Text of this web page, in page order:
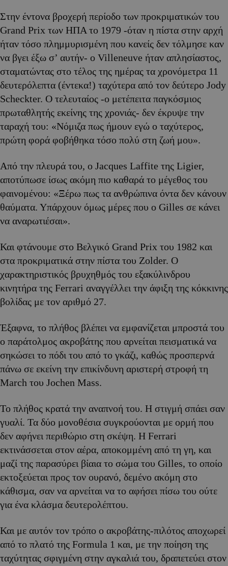
Στην έντονα βροχερή περίοδο των προκριματικών του
Grand Prix των ΗΠΑ το 1979 -όταν η πίστα στην αρχή
ήταν τόσο πλημμυρισμένη που κανείς δεν τόλμησε καν
να βγει έξω σ’ αυτήν- ο Villeneuve ήταν απλησίαστος,
σταματώντας στο τέλος της ημέρας τα χρονόμετρα 11
δευτερόλεπτα (έντεκα!) ταχύτερα από τον δεύτερο Jody
Scheckter. Ο τελευταίος -ο μετέπειτα παγκόσμιος
πρωταθλητής εκείνης της χρονιάς- δεν έκρυψε την
ταραχή του: «Νόμιζα πως ήμουν εγώ ο ταχύτερος,
πρώτη φορά φοβήθηκα τόσο πολύ στη ζωή μου».
Από την πλευρά του, ο Jacques Laffite της Ligier,
αποτύπωσε ίσως ακόμη πιο καθαρά το μέγεθος του
φαινομένου: «Ξέρω πως τα ανθρώπινα όντα δεν κάνουν
θαύματα. Υπάρχουν όμως μέρες που ο Gilles σε κάνει
να αναρωτιέσαι».
Και φτάνουμε στο Βελγικό Grand Prix του 1982 και
στα προκριματικά στην πίστα του Zolder. Ο
χαρακτηριστικός βρυχηθμός του εξακύλινδρου
κινητήρα της Ferrari αναγγέλλει την άφιξη της κόκκινης
βολίδας με τον αριθμό 27.
Έξαφνα, το πλήθος βλέπει να εμφανίζεται μπροστά του
ο παράτολμος ακροβάτης που αρνείται πεισματικά να
σηκώσει το πόδι του από το γκάζι, καθώς προσπερνά
πάνω σε εκείνη την επικίνδυνη αριστερή στροφή τη
March του Jochen Mass.
Το πλήθος κρατά την αναπνοή του. Η στιγμή σπάει σαν
γυαλί. Τα δύο μονοθέσια συγκρούονται με ορμή που
δεν αφήνει περιθώριο στη σκέψη. Η Ferrari
εκτινάσσεται στον αέρα, αποκομμένη από τη γη, και
μαζί της παρασύρει βίαια το σώμα του Gilles, το οποίο
εκτοξεύεται προς τον ουρανό, δεμένο ακόμη στο
κάθισμα, σαν να αρνείται να το αφήσει πίσω του ούτε
για ένα κλάσμα δευτερολέπτου.
Και με αυτόν τον τρόπο ο ακροβάτης-πιλότος αποχωρεί
από το πλατό της Formula 1 και, με την ποίηση της
ταχύτητας σφιγμένη στην αγκαλιά του, δραπετεύει στον